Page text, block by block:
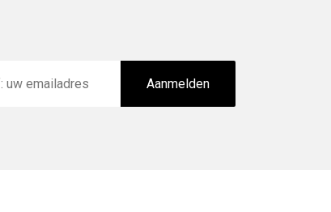
Aanmelden